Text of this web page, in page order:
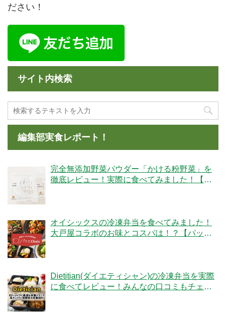
ださい！
サイト内検索
編集部実食レポート！
完全無添加野菜パウダー「かける粉野菜」を
徹底レビュー！実際に食べてみました！【ベ
オイシックスの冷凍弁当を食べてみました！
大戸屋コラボのお味とコスパは！？【パッと
Dietitian(ダイエティシャン)の冷凍弁当を実際
に食べてレビュー！みんなの口コミもチェッ